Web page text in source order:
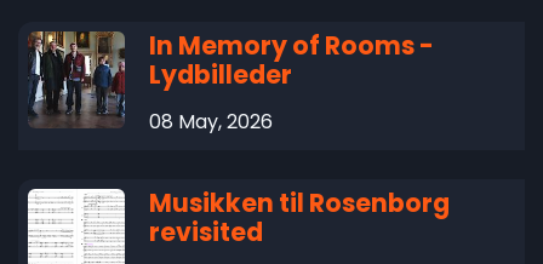
In Memory of Rooms -
Lydbilleder
08 May, 2026
Musikken til Rosenborg
revisited